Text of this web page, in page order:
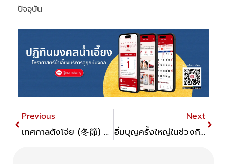
ปัจจุบัน
PrevPrevious
เทศกาลตังโจ่ย (冬節) ของชาวจีนทางเหนือและชาวจีนทางใต้แตกต่างกันอย่างไร?
Next
อิ่มบุญครั้งใหญ่ในช่วงกินเจ เทศกาลแห่งการทำบุญเสริมความมงคล